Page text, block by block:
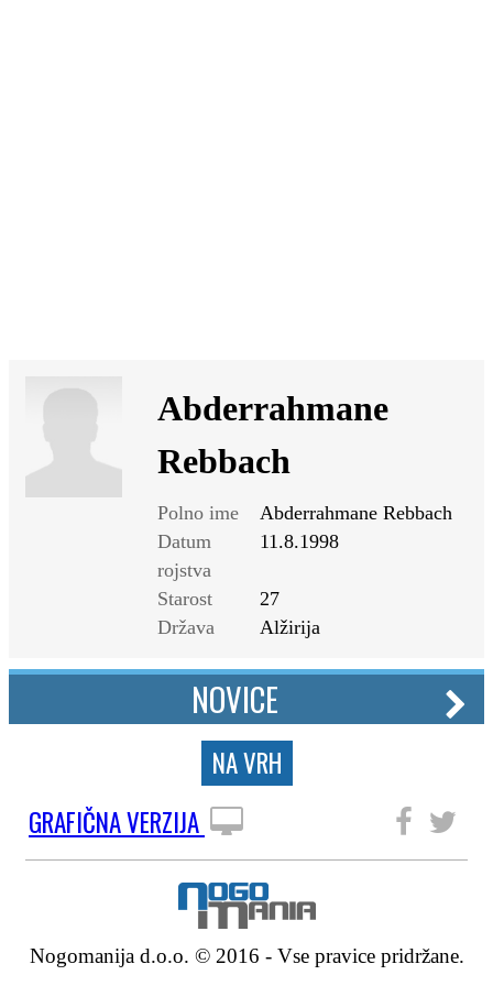
Abderrahmane
Rebbach
Polno ime
Abderrahmane Rebbach
Datum
rojstva
11.8.1998
Starost
27
Država
Alžirija
NOVICE
NA VRH
GRAFIČNA VERZIJA
Nogomanija d.o.o. © 2016 - Vse pravice pridržane.